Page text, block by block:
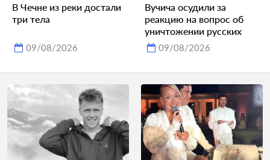
В Чечне из реки достали
три тела
09/08/2026
Вучича осудили за
реакцию на вопрос об
уничтожении русских
09/08/2026